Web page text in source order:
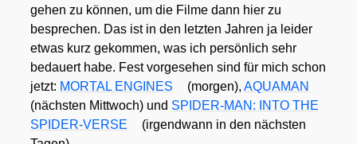
gehen zu kön­nen, um die Fil­me dann hier zu
bespre­chen. Das ist in den letz­ten Jah­ren ja lei­der
etwas kurz gekom­men, was ich per­sön­lich sehr
bedau­ert habe. Fest vor­ge­se­hen sind für mich schon
jetzt: MORTAL ENGINES (mor­gen), AQUAMAN
(nächs­ten Mitt­woch) und SPIDER-MAN: INTO THE
SPIDER-VERSE
(irgend­wann in den nächs­ten